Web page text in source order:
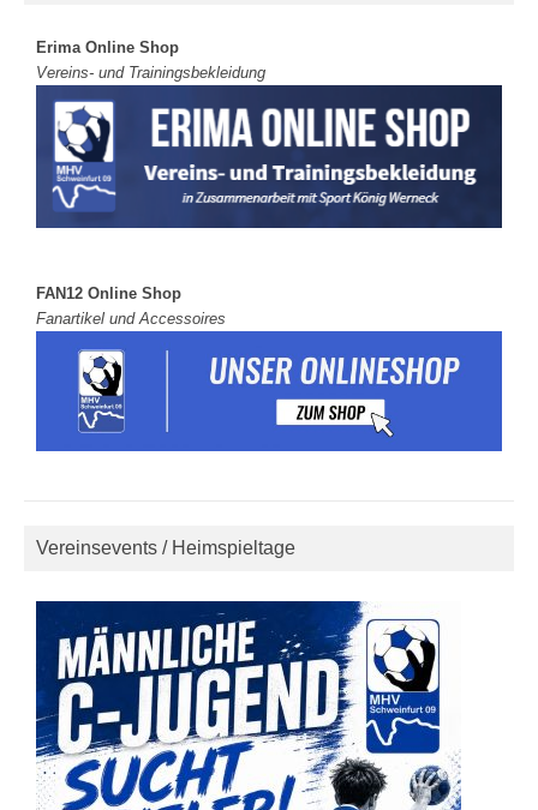
Erima Online Shop
Vereins- und Trainingsbekleidung
FAN12 Online Shop
Fanartikel und Accessoires
Vereinsevents / Heimspieltage